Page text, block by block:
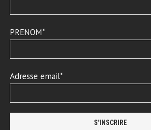
PRENOM*
Adresse email*